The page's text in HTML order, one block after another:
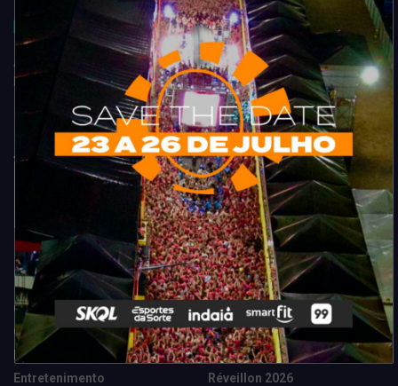
Acompanhe todas as novidades do entretenimento na região de
Fortaleza. Dicas, promoções, coberturas exclusivas e muito mais.
Categorias
Camarote Vip Junino
Cidade
Destaques
Entretenimento
Marketing E Negócios
Música
News Tech
Réveillon 2026